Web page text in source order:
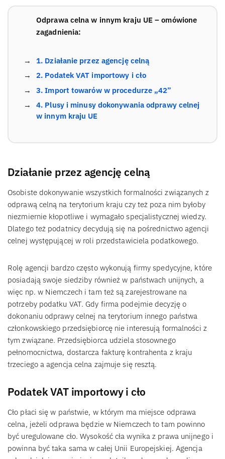
Odprawa celna w innym kraju UE – omówione
zagadnienia:
1. Działanie przez agencję celną
2. Podatek VAT importowy i cło
3. Import towarów w procedurze „42”
4. Plusy i minusy dokonywania odprawy celnej
w innym kraju UE
Działanie przez agencję celną
Osobiste dokonywanie wszystkich formalności związanych z
odprawą celną na terytorium kraju czy też poza nim byłoby
niezmiernie kłopotliwe i wymagało specjalistycznej wiedzy.
Dlatego też podatnicy decydują się na pośrednictwo agencji
celnej występującej w roli przedstawiciela podatkowego.
Rolę agencji bardzo często wykonują firmy spedycyjne, które
posiadają swoje siedziby również w państwach unijnych, a
więc np. w Niemczech i tam też są zarejestrowane na
potrzeby podatku VAT. Gdy firma podejmie decyzję o
dokonaniu odprawy celnej na terytorium innego państwa
członkowskiego przedsiębiorcę nie interesują formalności z
tym związane. Przedsiębiorca udziela stosownego
pełnomocnictwa, dostarcza fakturę kontrahenta z kraju
trzeciego a agencja celna zajmuje się resztą.
Podatek VAT importowy i cło
Cło płaci się w państwie, w którym ma miejsce odprawa
celna, jeżeli odprawa będzie w Niemczech to tam powinno
być uregulowane cło. Wysokość cła wynika z prawa unijnego i
powinna być taka sama w całej Unii Europejskiej. Agencja